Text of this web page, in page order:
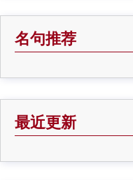
名句推荐
最近更新